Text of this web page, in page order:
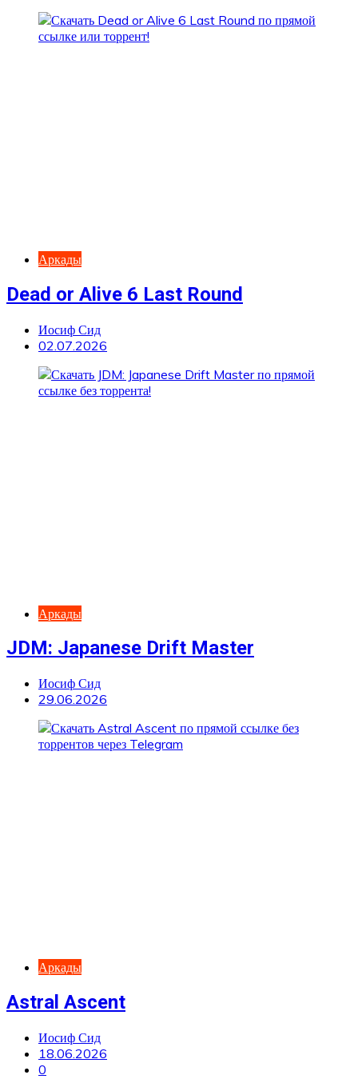
Аркады
Dead or Alive 6 Last Round
Иосиф Сид
02.07.2026
Аркады
JDM: Japanese Drift Master
Иосиф Сид
29.06.2026
Аркады
Astral Ascent
Иосиф Сид
18.06.2026
0